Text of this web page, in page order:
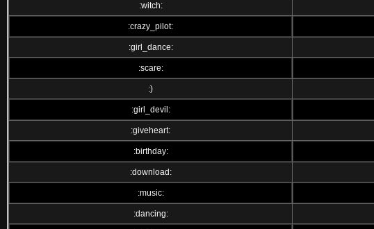
:witch:
:crazy_pilot:
:girl_dance:
:scare:
:)
:girl_devil:
:giveheart:
:birthday:
:download:
:music:
:dancing: